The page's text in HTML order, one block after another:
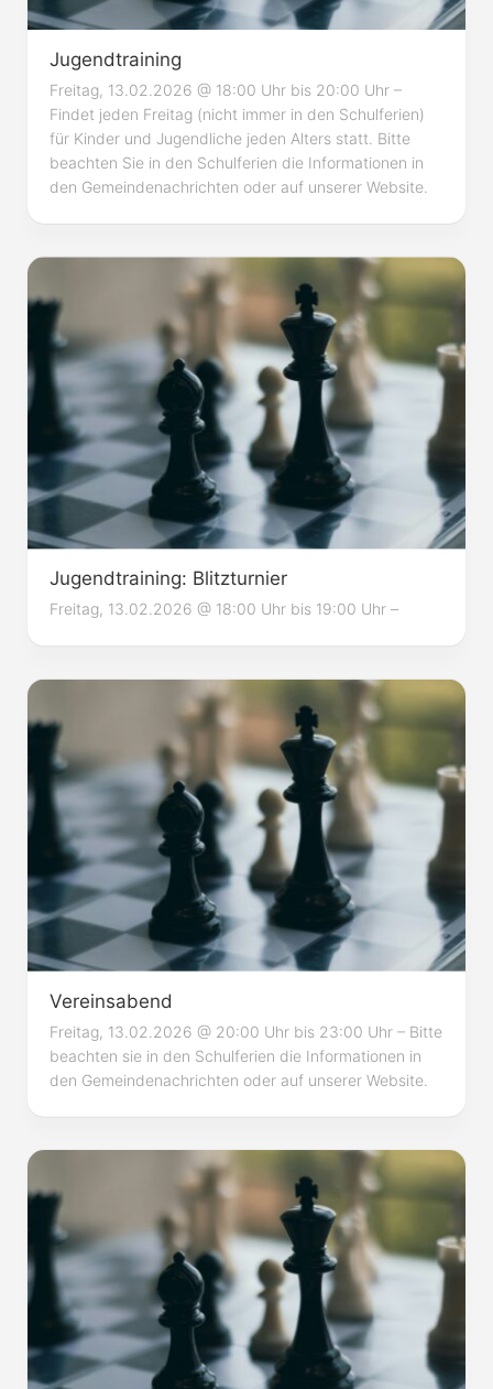
Jugendtraining
Freitag, 13.02.2026 @ 18:00 Uhr bis 20:00 Uhr –
Findet jeden Freitag (nicht immer in den Schulferien)
für Kinder und Jugendliche jeden Alters statt. Bitte
beachten Sie in den Schulferien die Informationen in
den Gemeindenachrichten oder auf unserer Website.
Jugendtraining: Blitzturnier
Freitag, 13.02.2026 @ 18:00 Uhr bis 19:00 Uhr –
Vereinsabend
Freitag, 13.02.2026 @ 20:00 Uhr bis 23:00 Uhr – Bitte
beachten sie in den Schulferien die Informationen in
den Gemeindenachrichten oder auf unserer Website.